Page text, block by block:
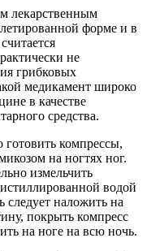
лекарственным
форме и в
не
грибковых
медикамент широко
в качестве
средства.
компрессы,
на ногтях ног.
измельчить
водой
следует наложить на
покрыть компресс
на ноге на всю ночь.